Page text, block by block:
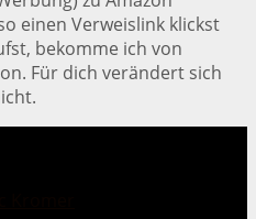
einen Verweislink klickst
bekomme ich von
Für dich verändert sich